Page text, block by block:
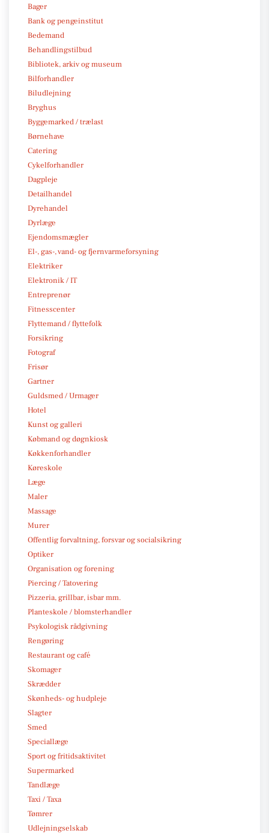
Bager
Bank og pengeinstitut
Bedemand
Behandlingstilbud
Bibliotek, arkiv og museum
Bilforhandler
Biludlejning
Bryghus
Byggemarked / trælast
Børnehave
Catering
Cykelforhandler
Dagpleje
Detailhandel
Dyrehandel
Dyrlæge
Ejendomsmægler
El-, gas-, vand- og fjernvarmeforsyning
Elektriker
Elektronik / IT
Entreprenør
Fitnesscenter
Flyttemand / flyttefolk
Forsikring
Fotograf
Frisør
Gartner
Guldsmed / Urmager
Hotel
Kunst og galleri
Købmand og døgnkiosk
Køkkenforhandler
Køreskole
Læge
Maler
Massage
Murer
Offentlig forvaltning, forsvar og socialsikring
Optiker
Organisation og forening
Piercing / Tatovering
Pizzeria, grillbar, isbar mm.
Planteskole / blomsterhandler
Psykologisk rådgivning
Rengøring
Restaurant og café
Skomager
Skrædder
Skønheds- og hudpleje
Slagter
Smed
Speciallæge
Sport og fritidsaktivitet
Supermarked
Tandlæge
Taxi / Taxa
Tømrer
Udlejningselskab